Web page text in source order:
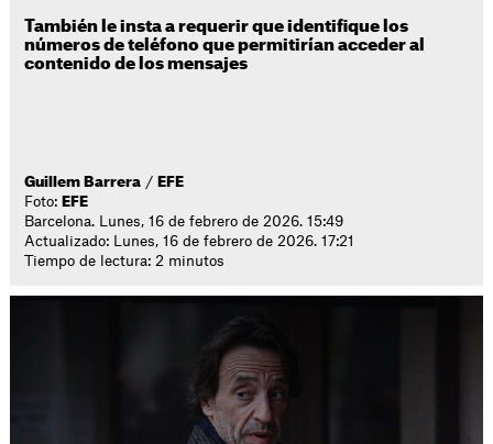
También le insta a requerir que identifique los
números de teléfono que permitirían acceder al
contenido de los mensajes
Guillem Barrera / EFE
Foto: EFE
Barcelona. Lunes, 16 de febrero de 2026. 15:49
Actualizado: Lunes, 16 de febrero de 2026. 17:21
Tiempo de lectura: 2 minutos